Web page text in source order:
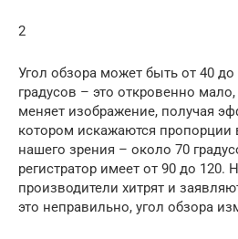
2
Угол обзора может быть от 40 до
градусов – это откровенно
меняет изображение, получая
котором искажаются пропорции
нашего зрения – около 70
регистратор имеет от 90 до 120.
производители хитрят и
это неправильно, угол обзора